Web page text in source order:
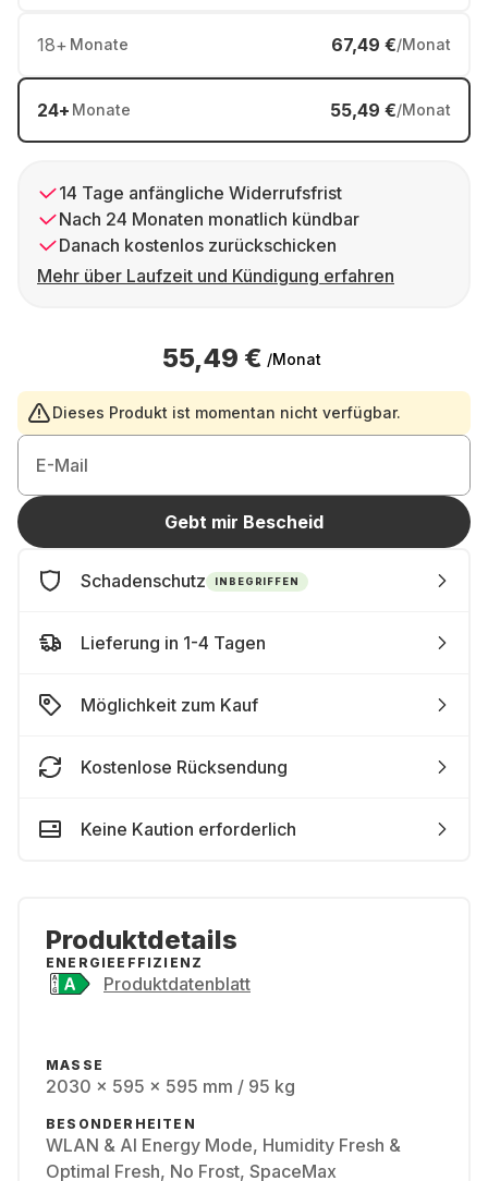
18+ Monate 67,49 €/Monat
24+ Monate 55,49 €/Monat
14 Tage anfängliche Widerrufsfrist
Nach 24 Monaten monatlich kündbar
Danach kostenlos zurückschicken
Mehr über Laufzeit und Kündigung erfahren
55,49 € /Monat
Dieses Produkt ist momentan nicht verfügbar.
E-Mail
Gebt mir Bescheid
Schadenschutz INBEGRIFFEN
Lieferung in 1-4 Tagen
Möglichkeit zum Kauf
Kostenlose Rücksendung
Keine Kaution erforderlich
Produktdetails
ENERGIEEFFIZIENZ
Produktdatenblatt
MASSE
2030 x 595 x 595 mm / 95 kg
BESONDERHEITEN
WLAN & AI Energy Mode, Humidity Fresh &
Optimal Fresh, No Frost, SpaceMax